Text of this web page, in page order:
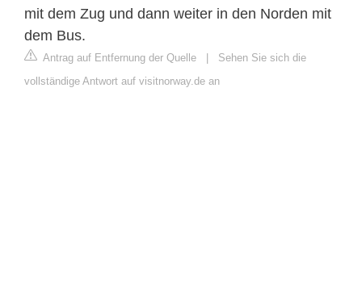
mit dem Zug und dann weiter in den Norden mit
dem Bus.
Antrag auf Entfernung der Quelle
Sehen Sie sich die
vollständige Antwort auf visitnorway.de an